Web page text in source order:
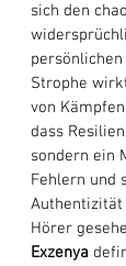
sich den
Strophe
von
dass
sondern ein
Fehlern und
Authentizität
Hörer
Exzenya